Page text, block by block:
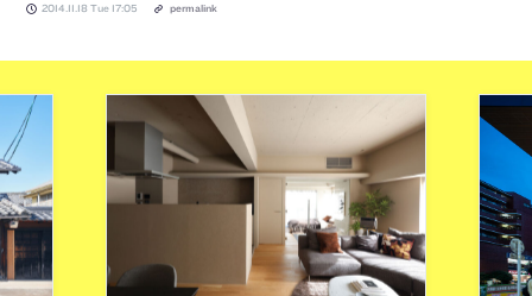
2014.11.18 Tue 17:05 permalink